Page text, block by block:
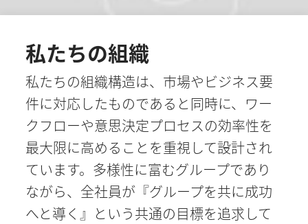
私たちの組織
私たちの組織構造は、市場やビジネス要
件に対応したものであると同時に、ワー
クフローや意思決定プロセスの効率性を
最大限に高めることを重視して設計され
ています。多様性に富むグループであり
ながら、全社員が『グループを共に成功
へと導く』という共通の目標を追求して